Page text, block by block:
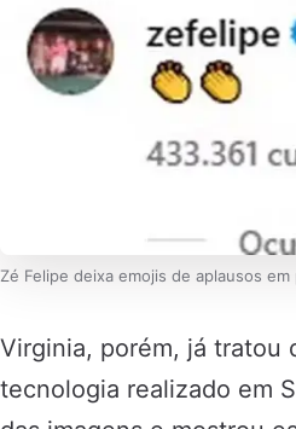
Zé Felipe deixa emojis de aplausos
Virginia, porém, já tratou
tecnologia realizado em